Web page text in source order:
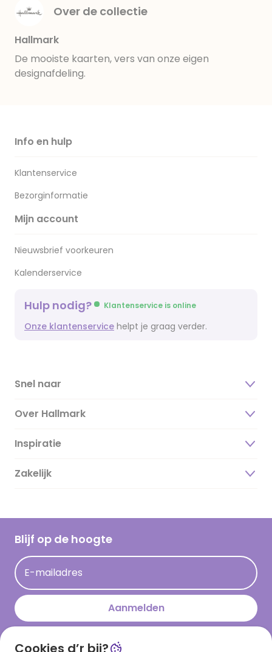
Over de collectie
Hallmark
De mooiste kaarten, vers van onze eigen
designafdeling.
Info en hulp
Klantenservice
Bezorginformatie
Mijn account
Nieuwsbrief voorkeuren
Kalenderservice
Hulp nodig? Klantenservice is online
Onze klantenservice helpt je graag verder.
Snel naar
Over Hallmark
Over ons
Duurzaamheid
Hallmark Kaartclub
Acties
Persberichten
Inspiratie
Magazine
Cadeau inspiratie
Op kamp gedichten en versjes
Leuke en grappige op kamp teksten
kamppost inspiratie
Zakelijk
Blijf op de hoogte
E-mailadres
Aanmelden
Cookies d’r bij?